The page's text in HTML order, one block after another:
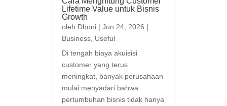
Lifetime Value untuk Bisnis
Growth
oleh Dhoni |Jun 24, 2026 |
Business, Useful
Di tengah biaya akuisisi
customer yang terus
meningkat, banyak perusahaan
mulai menyadari bahwa
pertumbuhan bisnis tidak hanya